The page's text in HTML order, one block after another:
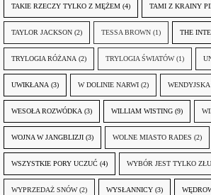
TAKIE RZECZY TYLKO Z MĘŻEM (4) TAMI Z KRAINY
TAYLOR JACKSON (2) TESSA BROWN (1) THE
TRYLOGIA RÓŻANA (2) TRYLOGIA ŚWIATÓW (1)
UWIKŁANA (3) W DOLINIE NARWI (2)
WESOŁA ROZWÓDKA (3) WILLIAM WISTING (9)
WOJNA W JANGBLIZJI (3) WOLNE MIASTO RADES (2)
WSZYSTKIE PORY UCZUĆ (4) WYBÓR JEST TYLKO
WYPRZEDAŻ SNÓW (2) WYSŁANNICY (3)